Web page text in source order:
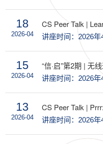
18
2026-04
CS Peer Talk |
讲座时间：2026
15
2026-04
“信·启”第2期 | 无
讲座时间：2026
13
2026-04
CS Peer Talk |
讲座时间：2026